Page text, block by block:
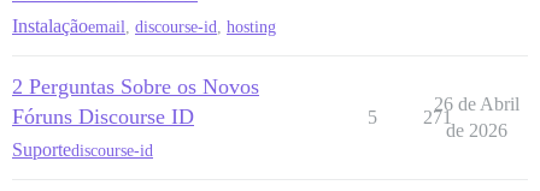
Instalaçãoemail discourse-id hosting
2 Perguntas Sobre os Novos
Fóruns Discourse ID
Suportediscourse-id
5 271
26 de Abril
de 2026